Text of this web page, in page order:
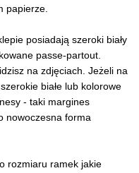
papierze.
posiadają szeroki biały
passe-partout.
na zdjęciach. Jeżeli na
białe lub kolorowe
- taki margines
nowoczesna forma
rozmiaru ramek jakie